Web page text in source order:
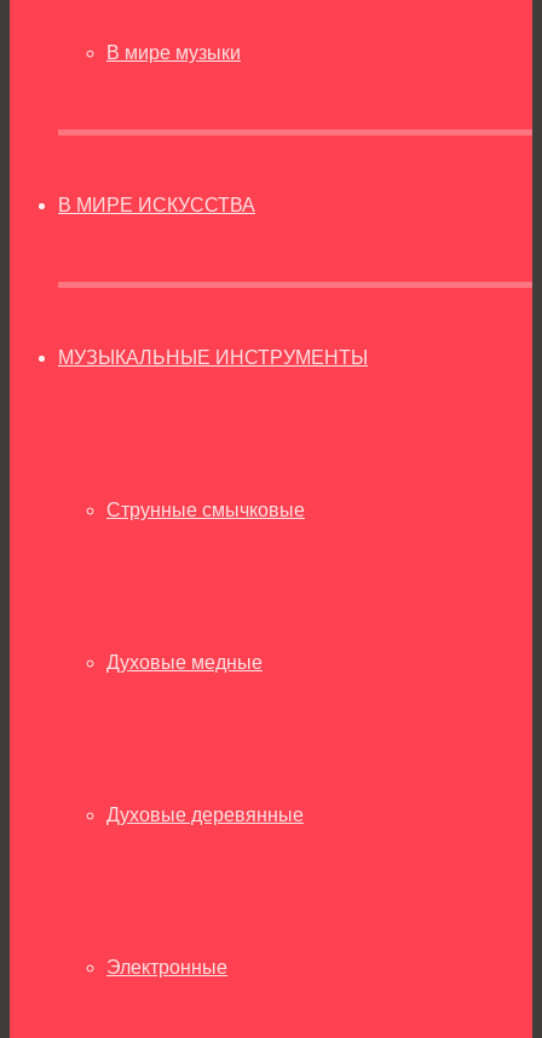
В мире музыки
В МИРЕ ИСКУССТВА
МУЗЫКАЛЬНЫЕ ИНСТРУМЕНТЫ
Струнные смычковые
Духовые медные
Духовые деревянные
Электронные